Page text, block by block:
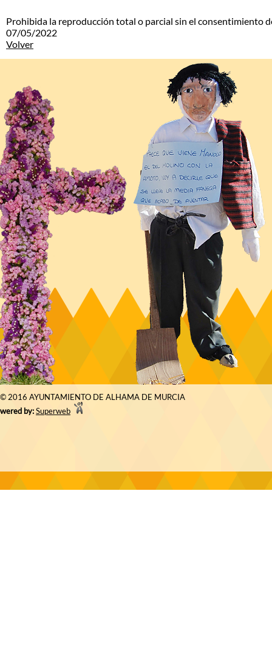
Prohibida la reproducción total o parcial sin el consentimiento
07/05/2022
Volver
© 2016 AYUNTAMIENTO DE ALHAMA DE MURCIA
by:Superweb